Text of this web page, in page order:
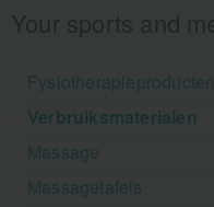
Fysiotherapieproducten
Verbruiksmaterialen
Massage
Massagetafels